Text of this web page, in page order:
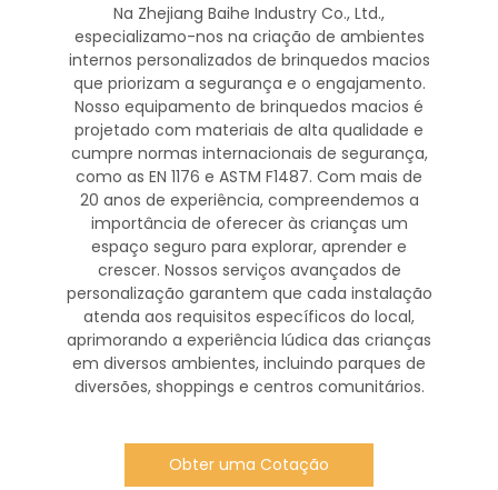
Na Zhejiang Baihe Industry Co., Ltd.,
especializamo-nos na criação de ambientes
internos personalizados de brinquedos macios
que priorizam a segurança e o engajamento.
Nosso equipamento de brinquedos macios é
projetado com materiais de alta qualidade e
cumpre normas internacionais de segurança,
como as EN 1176 e ASTM F1487. Com mais de
20 anos de experiência, compreendemos a
importância de oferecer às crianças um
espaço seguro para explorar, aprender e
crescer. Nossos serviços avançados de
personalização garantem que cada instalação
atenda aos requisitos específicos do local,
aprimorando a experiência lúdica das crianças
em diversos ambientes, incluindo parques de
diversões, shoppings e centros comunitários.
Obter uma Cotação